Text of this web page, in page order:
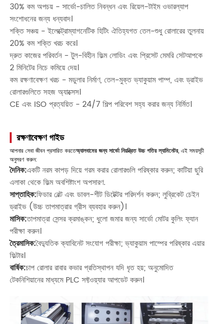
30% কম অপচয় - সার্ভো-চালিত নিবন্ধন এবং রিয়েল-টাইম ওভারল্যাপ
সংশোধনের জন্য ধন্যবাদ।
শক্তি সঞ্চয় - ইলেক্ট্রোম্যাগনেটিক হিটিং ঐতিহ্যগত তেল-শুধু রোলারের তুলনায়
20% কম শক্তি খরচ করে।
দ্রুত কাজের পরিবর্তন - টুল-বিহীন ফিল্ম লোডিং এবং প্রিসেট মেমরি সেটআপকে
2 মিনিটের নিচে কমিয়ে দেয়।
কম রক্ষণাবেক্ষণ খরচ - মডুলার নির্মাণ, তেল-মুক্ত ভ্যাকুয়াম পাম্প, এবং ড্রাইভ
রোলারগুলিতে সহজ অ্যাক্সেস।
CE এবং ISO প্রত্যয়িত - 24/7 শিল্প পরিবেশ সহ্য করার জন্য নির্মিত।
রক্ষণাবেক্ষণ গাইড
আপনার সেবা জীবন প্রসারিত করতেঅ্যালবামের জন্য সার্ভো নিয়ন্ত্রিত উচ্চ গতির ল্যামিনেটর, এই সময়সূচী
অনুসরণ করুন:
দৈনিক:একটি নরম কাপড় দিয়ে গরম করার রোলারগুলি পরিষ্কার করুন; কাটিয়া ছুরি
এলাকা থেকে ফিল্ম অবশিষ্টাংশ অপসারণ.
সাপ্তাহিক:ফিডার বেল্ট এবং ডাবল-শীট ডিটেক্টর পরিদর্শন করুন; লুব্রিকেট চেইন
ড্রাইভ (উচ্চ তাপমাত্রার গ্রীস ব্যবহার করুন)।
মাসিক:তাপমাত্রা সেন্সর ক্রমাঙ্কন; ধুলো জমার জন্য সার্ভো মোটর কুলিং ফ্যান
পরীক্ষা করুন।
ত্রৈমাসিক:বৈদ্যুতিক ক্যাবিনেট সংযোগ পরীক্ষা; ভ্যাকুয়াম পাম্পের পরিষ্কার এয়ার
ফিল্টার।
বার্ষিক:চাপ রোলার রাবার কভার প্রতিস্থাপন যদি ধৃত হয়; অনুমোদিত
টেকনিশিয়ানের মাধ্যমে PLC সফ্টওয়্যার আপডেট করুন।